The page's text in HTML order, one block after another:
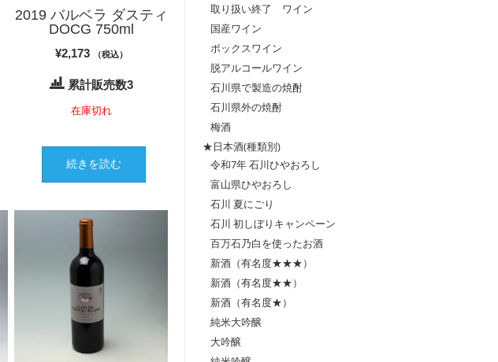
2019 バルベラ ダスティ
DOCG 750ml
¥2,173 （税込）
累計販売数3
在庫切れ
続きを読む
取り扱い終了 ワイン
国産ワイン
ボックスワイン
脱アルコールワイン
石川県で製造の焼酎
石川県外の焼酎
梅酒
★日本酒(種類別)
令和7年 石川ひやおろし
富山県ひやおろし
石川 夏にごり
石川 初しぼりキャンペーン
百万石乃白を使ったお酒
新酒（有名度★★★）
新酒（有名度★★）
新酒（有名度★）
純米大吟醸
大吟醸